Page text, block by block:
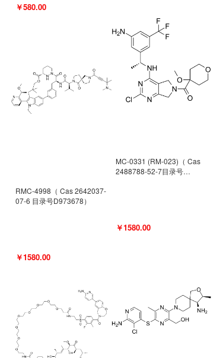
￥580.00
RMC-4998（ Cas 2642037-
07-6 目录号D973678）
￥1580.00
MC-0331 (RM-023)（ Cas
2488788-52-7目录号
￥1580.00